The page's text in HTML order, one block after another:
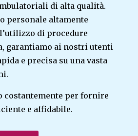
di alta qualità.
personale altamente
di procedure
garantiamo ai nostri utenti
e precisa su una vasta
costantemente per fornire
e affidabile.